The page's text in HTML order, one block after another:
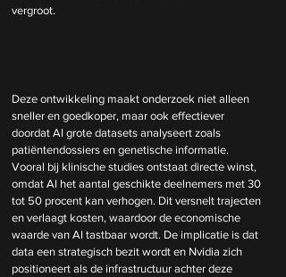
vergroot.
Deze ontwikkeling maakt onderzoek niet alleen
sneller en goedkoper, maar ook effectiever
doordat AI grote datasets analyseert zoals
patiëntendossiers en genetische informatie.
Vooral bij klinische studies ontstaat directe winst,
omdat AI het aantal geschikte deelnemers met 30
tot 50 procent kan verhogen. Dit versnelt trajecten
en verlaagt kosten, waardoor de economische
waarde van AI tastbaar wordt. De implicatie is dat
data een strategisch bezit wordt en Nvidia zich
positioneert als de infrastructuur achter deze